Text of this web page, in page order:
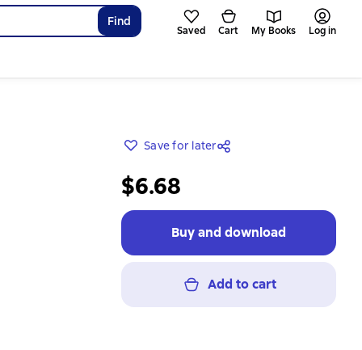
Find
Saved Cart My Books Log in
Save for later
$6.68
Buy and download
Add to cart